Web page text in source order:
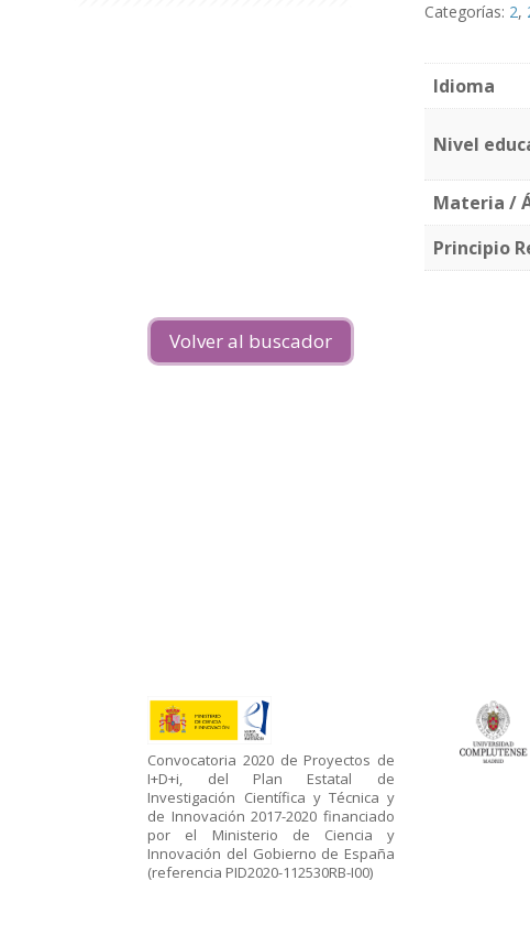
Categorías: 2,
Idioma
Nivel
Materia /
Principio
Volver al buscador
Convocatoria 2020 de Proyectos de
I+D+i, del Plan Estatal de
Investigación Científica y Técnica y
de Innovación 2017-2020 financiado
por el Ministerio de Ciencia y
Innovación del Gobierno de España
(referencia PID2020-112530RB-I00)